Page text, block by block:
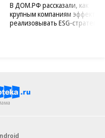
В ДОМ.РФ рассказали, как
крупным компаниям
реализовывать ESG-стратегию